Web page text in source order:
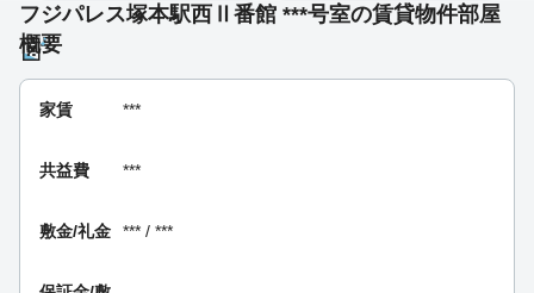
フジパレス塚本駅西Ⅱ番館 ***号室の賃貸物件部屋
概要
家賃 ***
共益費 ***
敷金/礼金 *** / ***